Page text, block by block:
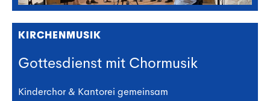
KIRCHENMUSIK
Gottesdienst mit Chormusik
Kinderchor & Kantorei gemeinsam